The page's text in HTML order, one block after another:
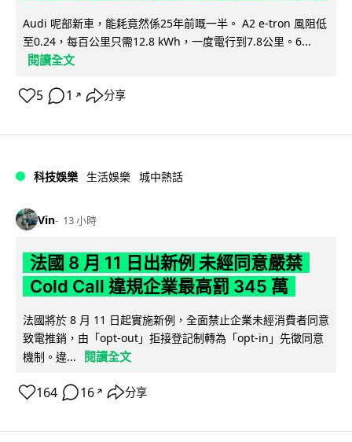
Audi 呢部新車，能耗竟然係25年前嘅一半。 A2 e-tron 風阻低
至0.24，每百公里只需12.8 kWh，一度電行到7.8公里。6...
閱讀全文
5 1 ↗ 分享
科技娛樂 生活娛樂 城中熱話
Vin 13 小時
法國 8 月 11 日出新例 未經同意嚴禁
Cold Call 違規企業最高罰 345 萬
法國將於 8 月 11 日起實施新例，全面禁止企業未經消費者同意
致電推銷，由「opt-out」拒接登記制轉為「opt-in」先徵同意
機制。違...
閱讀全文
164 16 ↗ 分享